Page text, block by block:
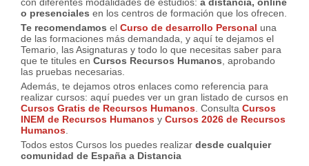
o presenciales en los centros de formación que los ofrecen.
Te recomendamos el Curso de desarrollo Personal una
de las formaciones más demandada, y aquí te dejamos el
Temario, las Asignaturas y todo lo que necesitas saber para
que te titules en Cursos Recursos Humanos , aprobando
las pruebas necesarias.
Además, te dejamos otros enlaces como referencia para
realizar cursos: aquí puedes ver un gran listado de cursos en
Cursos Gratis de Recursos Humanos . Consulta Cursos
INEM de Recursos Humanos y Cursos 2026 de Recursos
Humanos
Todos estos Cursos los puedes realizar desde cualquier
comunidad de España a Distancia